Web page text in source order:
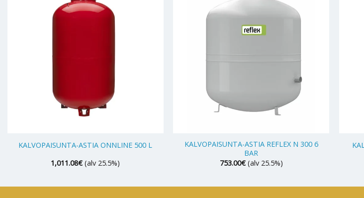
KALVOPAISUNTA-ASTIA ONNLINE 500 L
1,011.08€ (alv 25.5%)
KALVOPAISUNTA-ASTIA REFLEX N 300 6
BAR
753.00€ (alv 25.5%)